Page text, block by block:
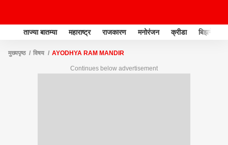
ताज्या बातम्या महाराष्ट्र राजकारण मनोरंजन क्रीडा बिझनेस
मुख्यपृष्ठ विषय AYODHYA RAM MANDIR
Continues below advertisement